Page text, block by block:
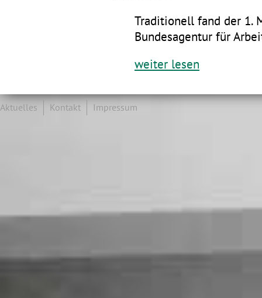
Traditionell fand der 1.
Bundesagentur für
weiter lesen
Aktuelles Kontakt Impressum